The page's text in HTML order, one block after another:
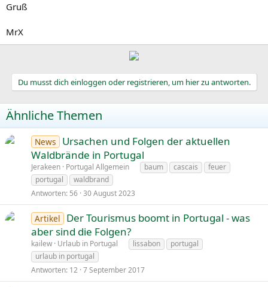
Gruß
MrX
Du musst dich einloggen oder registrieren, um hier zu antworten.
Ähnliche Themen
News
Ursachen und Folgen der aktuellen
Waldbrände in Portugal
Jerakeen Portugal Allgemein baum cascais
feuer
portugal
waldbrand
Antworten 56 30 August 2023
Artikel
Der Tourismus boomt in Portugal - was
aber sind die Folgen?
kailew Urlaub in Portugal lissabon
portugal
urlaub in portugal
Antworten 12 7 September 2017